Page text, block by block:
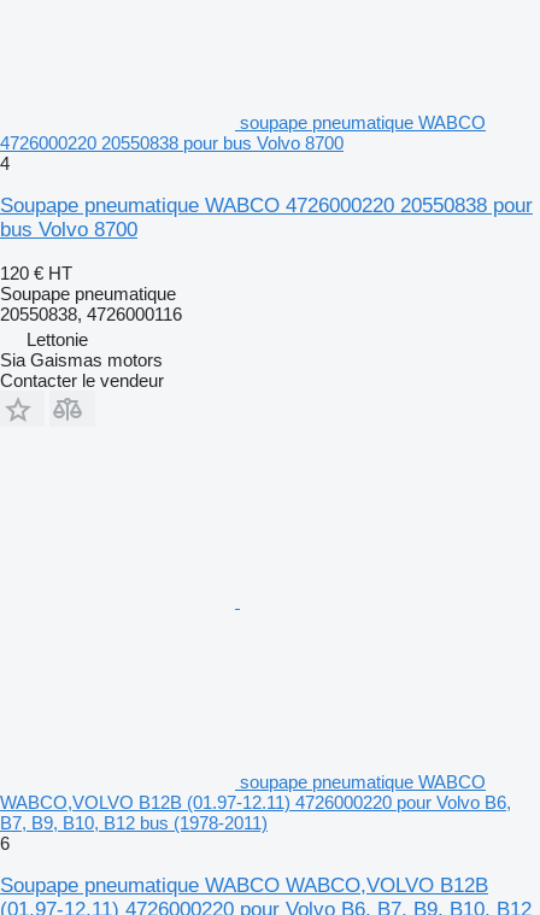
soupape pneumatique WABCO
4726000220 20550838 pour bus Volvo 8700
4
Soupape pneumatique WABCO 4726000220 20550838 pour
bus Volvo 8700
120 € HT
Soupape pneumatique
20550838, 4726000116
Lettonie
Sia Gaismas motors
Contacter le vendeur
soupape pneumatique WABCO
WABCO,VOLVO B12B (01.97-12.11) 4726000220 pour Volvo B6,
B7, B9, B10, B12 bus (1978-2011)
6
Soupape pneumatique WABCO WABCO,VOLVO B12B
(01.97-12.11) 4726000220 pour Volvo B6, B7, B9, B10, B12